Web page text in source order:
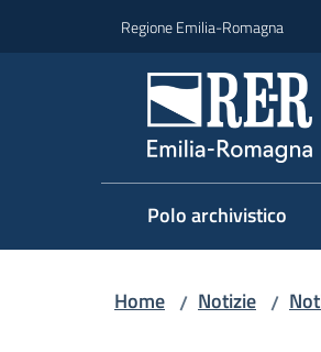
Regione Emilia-Romagna
Polo archivistico
Home / Notizie /